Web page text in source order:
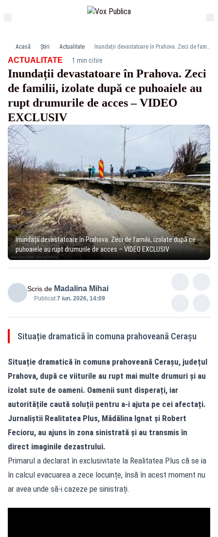
Acasă Știri Actualitate Inundații devastatoare în Prahova. Zeci de familii, izolate după ce puhoaiele au rupt drumurile de acces – VIDEO EXCLUSIV
ACTUALITATE· 1 min citire
Inundații devastatoare în Prahova. Zeci
de familii, izolate după ce puhoaiele au
rupt drumurile de acces – VIDEO
EXCLUSIV
Inundații devastatoare în Prahova. Zeci de familii, izolate după ce
puhoaiele au rupt drumurile de acces – VIDEO EXCLUSIV
Scris de Madalina Mihai
Publicat:7 iun. 2026, 14:09
Situație dramatică în comuna prahoveană Cerașu
Situație dramatică în comuna prahoveană Cerașu, județul
Prahova, după ce viiturile au rupt mai multe drumuri și au
izolat sute de oameni. Oamenii sunt disperați, iar
autoritățile caută soluții pentru a-i ajuta pe cei afectați.
Jurnaliștii Realitatea Plus, Mădălina Ignat și Robert
Fecioru, au ajuns în zona sinistrată și au transmis în
direct imaginile dezastrului.
Primarul a declarat în exclusivitate la Realitatea Plus că se ia
în calcul evacuarea a zece locuințe, însă în acest moment nu
ar avea unde să-i cazeze pe sinistrați.